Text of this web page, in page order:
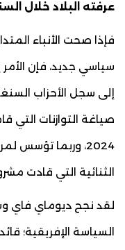
عرفته البلاد خلال
فإذا صحت الأنباء
سياسي جديد، فإن
إلى سجل الأحزاب
صياغة التوازنات التي
2024، وربما
الثنائية التي قادت
لقد نجح ديوماي فاي
السياسة الإفريقية؛